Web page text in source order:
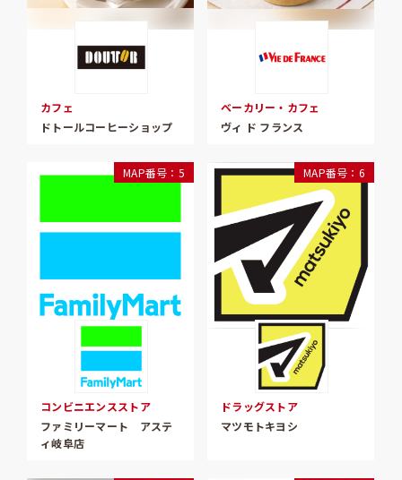
カフェ
ドトールコーヒーショップ
ベーカリー・カフェ
ヴィ ド フランス
MAP番号：5
コンビニエンスストア
ファミリーマート アステ
ィ岐阜店
MAP番号：6
ドラッグストア
マツモトキヨシ